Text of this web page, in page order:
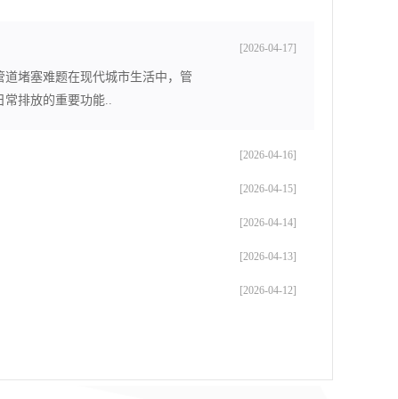
[2026-04-17]
堵塞难题在现代城市生活中，管
常排放的重要功能..
[2026-04-16]
[2026-04-15]
[2026-04-14]
[2026-04-13]
[2026-04-12]